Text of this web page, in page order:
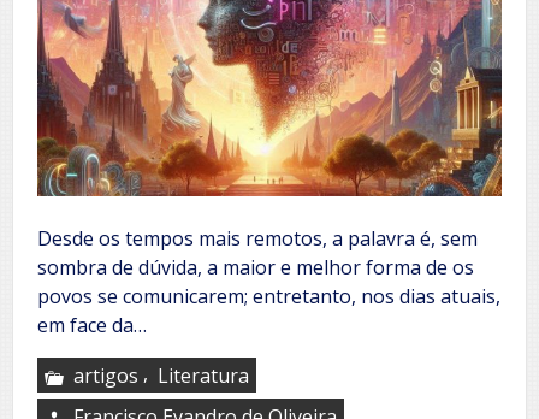
Desde os tempos mais remotos, a palavra é, sem
sombra de dúvida, a maior e melhor forma de os
povos se comunicarem; entretanto, nos dias atuais,
em face da…
artigos , Literatura